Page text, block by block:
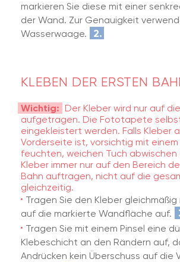
markieren Sie diese mit einer
der Wand. Zur Genauigkeit
Wasserwaage.
2.
KLEBEN DER ERSTEN
Wichtig: Der Kleber wird nur auf
aufgetragen. Die Fototapete
eingekleistert werden. Falls Kleber
Vorderseite ist, vorsichtig mit
feuchten, weichen Tuch abwischen
Kleber immer nur auf den Bereich
Bahn auftragen, nicht auf die
gleichzeitig.
Tragen Sie den Kleber gleichmäßig
auf die markierte Wandfläche auf.
Tragen Sie mit einem Pinsel eine
Klebeschicht an den Rändern auf,
Andrücken kein Überschuss auf die